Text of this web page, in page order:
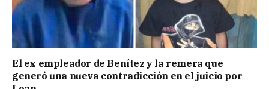
El ex empleador de Benítez y la remera que
generó una nueva contradicción en el juicio por